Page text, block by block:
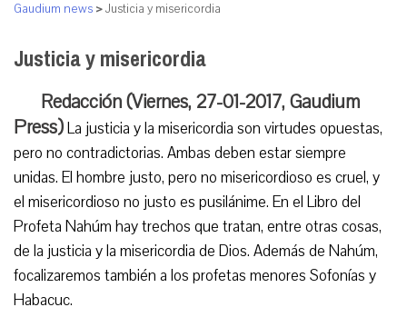
Gaudium news >Justicia y misericordia
Justicia y misericordia
Redacción (Viernes, 27-01-2017, Gaudium
Press)La justicia y la misericordia son virtudes opuestas,
pero no contradictorias. Ambas deben estar siempre
unidas. El hombre justo, pero no misericordioso es cruel, y
el misericordioso no justo es pusilánime. En el Libro del
Profeta Nahúm hay trechos que tratan, entre otras cosas,
de la justicia y la misericordia de Dios. Además de Nahúm,
focalizaremos también a los profetas menores Sofonías y
Habacuc.